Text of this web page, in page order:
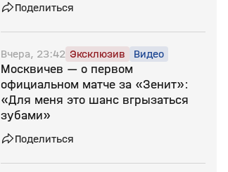
Поделиться
Вчера, 23:42 Эксклюзив Видео
Москвичев — о первом
официальном матче за «Зенит»:
«Для меня это шанс вгрызаться
зубами»
Поделиться